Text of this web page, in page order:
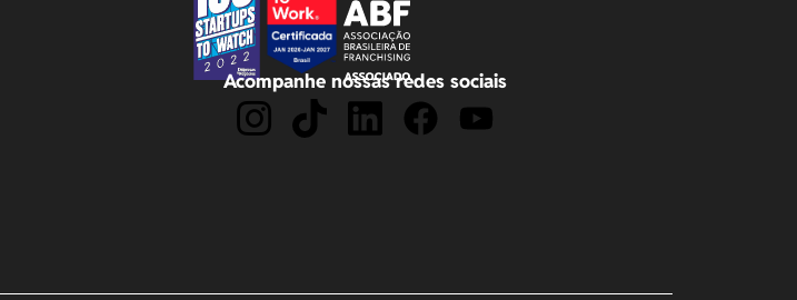
Acompanhe nossas redes sociais